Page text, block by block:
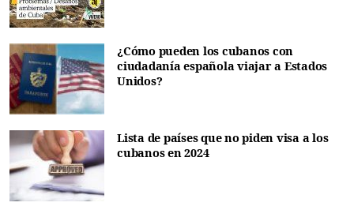
¿Cómo pueden los cubanos con
ciudadanía española viajar a Estados
Unidos?
Lista de países que no piden visa a los
cubanos en 2024